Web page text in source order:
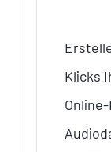
Klicks